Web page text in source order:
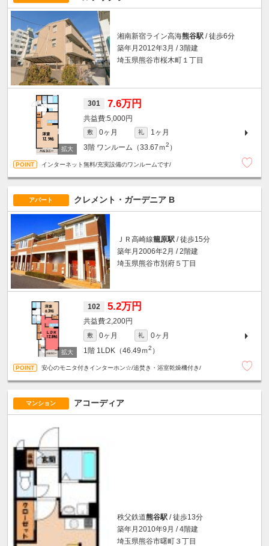
湘南新宿ライン高海熊谷駅 / 徒歩6分
築年月2012年3月 / 3階建
埼玉県熊谷市桜木町１丁目
301 7.6万円
5,000円
敷 0ヶ月 礼
1ヶ月
3階 ワンルーム（33.67ｍ2 ）
インターネット無料/充実設備のワンルームです/
アパート クレメント・ガーデニア B
ＪＲ高崎線籠原駅 / 徒歩15分
築年月2006年2月 / 2階建
埼玉県熊谷市別府５丁目
102 5.2万円
2,200円
敷 0ヶ月 礼
0ヶ月
1階 1LDK（46.49ｍ2 ）
安心のモニタ付きインターホン☆/追焚き・浴室乾燥機付き/
マンション アコーディア
秩父鉄道熊谷駅 / 徒歩13分
築年月2010年9月 / 4階建
埼玉県熊谷市曙町３丁目